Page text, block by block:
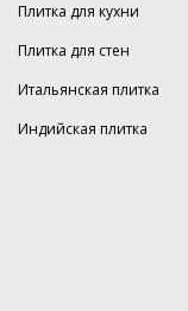
Плитка для кухни
Плитка для стен
Итальянская плитка
Индийская плитка